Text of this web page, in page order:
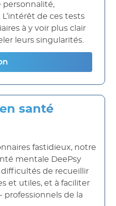
de ces tests
à y voir plus clair
leurs singularités.
santé
fastidieux, notre
mentale DeePsy
difficultés de recueillir
et utiles, et à faciliter
professionnels de la